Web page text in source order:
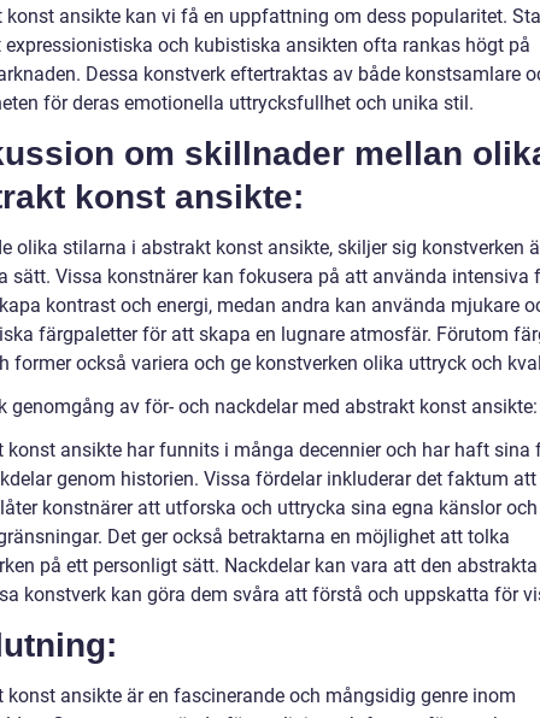
konst ansikte kan vi få en uppfattning om dess popularitet.
expressionistiska och kubistiska ansikten ofta rankas högt på
Dessa konstverk eftertraktas av både konstsamlare
för deras emotionella uttrycksfullhet och unika stil.
om skillnader mellan
konst ansikte:
olika stilarna i abstrakt konst ansikte, skiljer sig konstverken
sätt. Vissa konstnärer kan fokusera på att använda intensiva
kontrast och energi, medan andra kan använda mjukare
färgpaletter för att skapa en lugnare atmosfär. Förutom
former också variera och ge konstverken olika uttryck och
genomgång av för- och nackdelar med abstrakt konst ansikte:
konst ansikte har funnits i många decennier och har haft sina
genom historien. Vissa fördelar inkluderar det faktum
konstnärer att utforska och uttrycka sina egna känslor och
Det ger också betraktarna en möjlighet att tolka
på ett personligt sätt. Nackdelar kan vara att den
konstverk kan göra dem svåra att förstå och uppskatta för
konst ansikte är en fascinerande och mångsidig genre inom